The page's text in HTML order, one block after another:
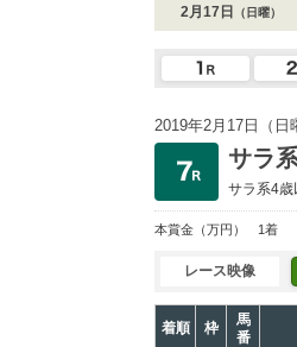
2月17日 （日曜）
2019年2月17日（日
サラ
サラ系4歳
本賞金 （万円） 1着
レース映像
着順 枠
馬
番